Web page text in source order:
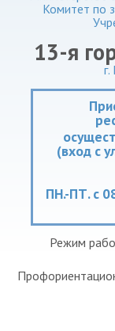
Комитет по
13-я
(вход с
ПН.-ПТ. с
Режим